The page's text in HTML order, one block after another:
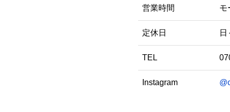
営業時間 モ
定休日 日
TEL
Instagram